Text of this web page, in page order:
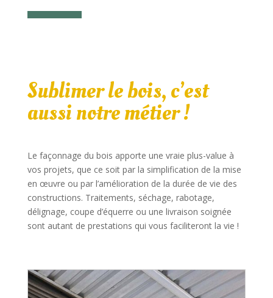
Sublimer le bois, c’est
aussi notre métier !
Le façonnage du bois apporte une vraie plus-value à
vos projets, que ce soit par la simplification de la mise
en œuvre ou par l’amélioration de la durée de vie des
constructions. Traitements, séchage, rabotage,
délignage, coupe d’équerre ou une livraison soignée
sont autant de prestations qui vous faciliteront la vie !